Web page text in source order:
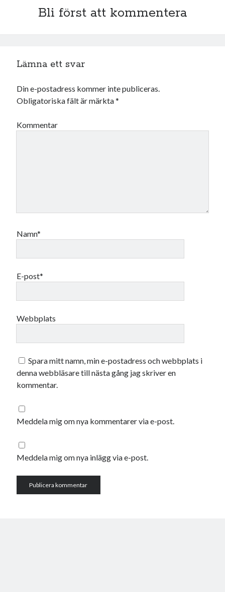
Bli först att kommentera
Lämna ett svar
Din e-postadress kommer inte publiceras.
Obligatoriska fält är märkta*
Kommentar
Namn*
E-post*
Webbplats
Spara mitt namn, min e-postadress och webbplats i
denna webbläsare till nästa gång jag skriver en
kommentar.
Meddela mig om nya kommentarer via e-post.
Meddela mig om nya inlägg via e-post.